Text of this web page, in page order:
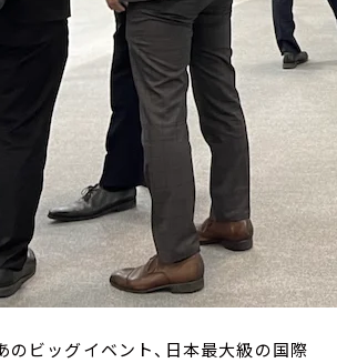
のビッグイベント、日本最大級の国際